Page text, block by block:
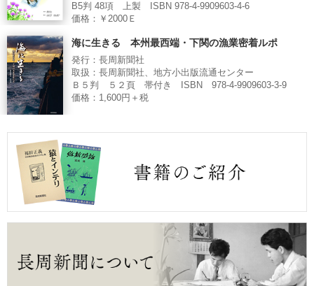
B5判 48項 上製 ISBN 978-4-9909603-4-6
価格：￥2000Ｅ
海に生きる 本州最西端・下関の漁業密着ルポ
発行：長周新聞社
取扱：長周新聞社、地方小出版流通センター
Ｂ５判 ５２頁 帯付き ISBN 978-4-9909603-3-9
価格：1,600円＋税